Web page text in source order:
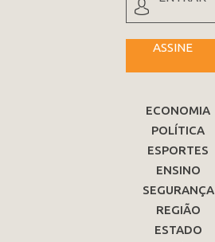
ASSINE
ECONOMIA
POLÍTICA
ESPORTES
ENSINO
SEGURANÇA
REGIÃO
ESTADO